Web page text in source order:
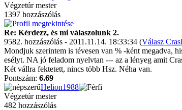
Végzetúr mester
1397 hozzászólás
Re: Kérdezz, és mi válaszolunk 2.
9582. hozzászólás - 2011.11.14. 18:33:34 (Válasz
Mondjuk szerintem is tévesen van % -ként megadva,
esélyt. NA jó feladom nyelvtan --- az a lényeg amit
Két vállra fektetett, nincs több Hsz. Néha van.
Pontszám: 6.69
Helion1988
Végzetúr mester
482 hozzászólás